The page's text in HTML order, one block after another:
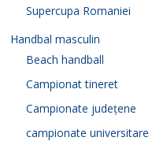
Supercupa Romaniei
Handbal masculin
Beach handball
Campionat tineret
Campionate județene
campionate universitare